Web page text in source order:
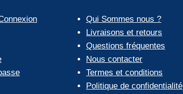
Qui Sommes nous ?
Livraisons et retours
Questions fréquentes
Nous contacter
Termes et conditions
Politique de confidentialité